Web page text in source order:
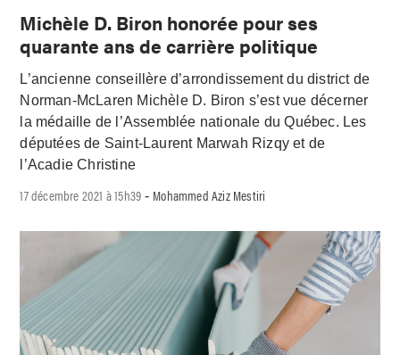
Michèle D. Biron honorée pour ses
quarante ans de carrière politique
L’ancienne conseillère d’arrondissement du district de
Norman-McLaren Michèle D. Biron s’est vue décerner
la médaille de l’Assemblée nationale du Québec. Les
députées de Saint-Laurent Marwah Rizqy et de
l’Acadie Christine
17 décembre 2021 à 15h39 - Mohammed Aziz Mestiri